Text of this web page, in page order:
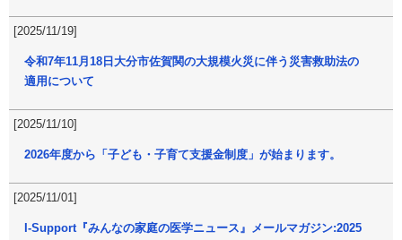
[2025/11/19]
令和7年11月18日大分市佐賀関の大規模火災に伴う災害救助法の
適用について
[2025/11/10]
2026年度から「子ども・子育て支援金制度」が始まります。
[2025/11/01]
I-Support『みんなの家庭の医学ニュース』メールマガジン:2025